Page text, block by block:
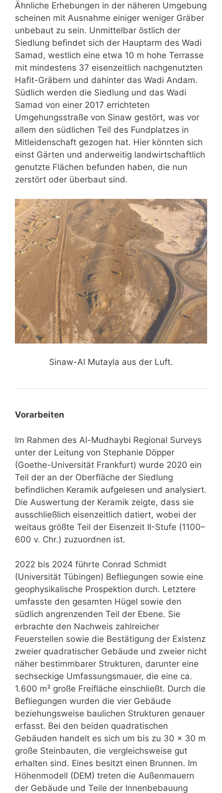
Ähnliche Erhebungen in der näheren Umgebung
scheinen mit Ausnahme einiger weniger Gräber
unbebaut zu sein. Unmittelbar östlich der
Siedlung befindet sich der Hauptarm des Wadi
Samad, westlich eine etwa 10 m hohe Terrasse
mit mindestens 37 eisenzeitlich nachgenutzten
Hafit-Gräbern und dahinter das Wadi Andam.
Südlich werden die Siedlung und das Wadi
Samad von einer 2017 errichteten
Umgehungsstraße von Sinaw gestört, was vor
allem den südlichen Teil des Fundplatzes in
Mitleidenschaft gezogen hat. Hier könnten sich
einst Gärten und anderweitig landwirtschaftlich
genutzte Flächen befunden haben, die nun
zerstört oder überbaut sind.
Sinaw-Al Mutayla aus der Luft.
Vorarbeiten
Im Rahmen des Al-Mudhaybi Regional Surveys
unter der Leitung von Stephanie Döpper
(Goethe-Universität Frankfurt) wurde 2020 ein
Teil der an der Oberfläche der Siedlung
befindlichen Keramik aufgelesen und analysiert.
Die Auswertung der Keramik zeigte, dass sie
ausschließlich eisenzeitlich datiert, wobei der
weitaus größte Teil der Eisenzeit II-Stufe (1100–
600 v. Chr.) zuzuordnen ist.
2022 bis 2024 führte Conrad Schmidt
(Universität Tübingen) Befliegungen sowie eine
geophysikalische Prospektion durch. Letztere
umfasste den gesamten Hügel sowie den
südlich angrenzenden Teil der Ebene. Sie
erbrachte den Nachweis zahlreicher
Feuerstellen sowie die Bestätigung der Existenz
zweier quadratischer Gebäude und zweier nicht
näher bestimmbarer Strukturen, darunter eine
sechseckige Umfassungsmauer, die eine ca.
1.600 m² große Freifläche einschließt. Durch die
Befliegungen wurden die vier Gebäude
beziehungsweise baulichen Strukturen genauer
erfasst. Bei den beiden quadratischen
Gebäuden handelt es sich um bis zu 30 x 30 m
große Steinbauten, die vergleichsweise gut
erhalten sind. Eines besitzt einen Brunnen. Im
Höhenmodell (DEM) treten die Außenmauern
der Gebäude und Teile der Innenbebauung